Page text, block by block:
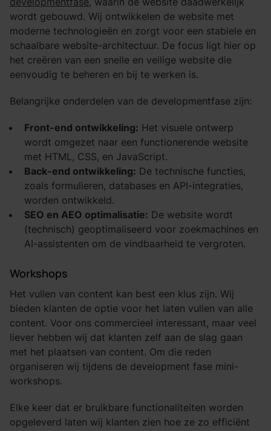
wordt gebouwd. Wij ontwikkelen de website met
moderne technologieën en zorgt voor een stabiele en
schaalbare website-architectuur. De focus ligt hier op
het creëren van een snelle en veilige website die
eenvoudig te beheren en bij te werken is.
Belangrijke onderdelen van de developmentfase zijn:
Front-end ontwikkeling: Het visuele ontwerp
wordt omgezet naar een functionerende website
met HTML, CSS, en JavaScript.
Back-end ontwikkeling: De technische functies,
zoals formulieren, databases en API-integraties,
worden ontwikkeld.
SEO en AEO optimalisatie: De website wordt
(technisch) geoptimaliseerd voor zoekmachines en
AI-assistenten om de vindbaarheid te vergroten.
Workshops
Het vullen van content kan best een klus zijn. Wij
bieden klanten de optie voor het laten vullen van alle
content. Voor ons commercieel interessant, maar veel
liever hebben wij dat klanten zelf aan de slag gaan
met het plaatsen van content. Om die reden
organiseren wij tijdens de development fase mini-
workshops.
Elke keer dat er bruikbare functionaliteiten worden
opgeleverd laten wij klanten zien hoe ze zo efficiënt